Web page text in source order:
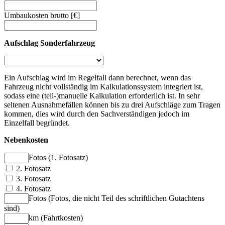
Umbaukosten brutto [€]
Aufschlag Sonderfahrzeug
Ein Aufschlag wird im Regelfall dann berechnet, wenn das
Fahrzeug nicht vollständig im Kalkulationssystem integriert ist,
sodass eine (teil-)manuelle Kalkulation erforderlich ist. In sehr
seltenen Ausnahmefällen können bis zu drei Aufschläge zum Tragen
kommen, dies wird durch den Sachverständigen jedoch im
Einzelfall begründet.
Nebenkosten
Fotos (1. Fotosatz)
2. Fotosatz
3. Fotosatz
4. Fotosatz
Fotos (Fotos, die nicht Teil des schriftlichen Gutachtens
sind)
km (Fahrtkosten)